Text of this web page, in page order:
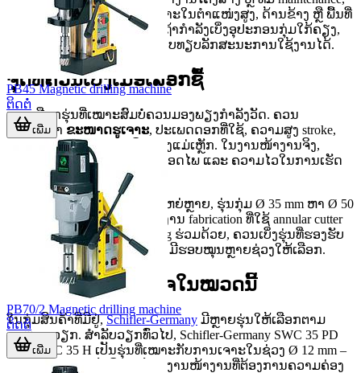
ອຸປະກອນກຸ່ມນີ້ຊ່ວຍໃຫ້ວຽກເຈາະໃນຕຳແໜ່ງສູງ, ດ້ານຂ້າງ ຫຼື ພື້ນທີ່
ແຄບມີຄວາມຄວບຄຸມງ່າຍຂຶ້ນ. ຖ້າກໍາລັງເບິ່ງອຸປະກອນກຸ່ມໃກ້ຄຽງ,
ສາມາດເບິ່ງເຄື່ອງເຈາະ ເພື່ອປຽບທຽບລັກສະນະການໃຊ້ງານໄດ້.
ຈຸດທີ່ຄວນເບິ່ງເມື່ອເລືອກຊື້
ການເລືອກຮຸ່ນທີ່ເໝາະສົມບໍ່ຄວນມອງພຽງກໍາລັງວັດ. ຄວນ
ພິຈາລະນາ ຂະໜາດຮູເຈາະ, ປະເພດດອກທີ່ໃຊ້, ຄວາມສູງ stroke,
ນໍ້າໜັກເຄື່ອງ, ແລະ ແຮງຍຶດຂອງແມ່ເຫຼັກ. ໃນງານໜ້າງານຈິງ,
ປັດໃຈເຫຼົ່ານີ້ສົ່ງຜົນຕໍ່ທັງຄວາມປອດໄພ ແລະ ຄວາມໄວໃນການເຮັດ
ຖ້າເຈາະງານທົ່ວໄປຂະໜາດບໍ່ໃຫຍ່ຫຼາຍ, ຮຸ່ນກຸ່ມ Ø 35 mm ຫາ Ø 50
mm ອາດຈະພຽງພໍ. ແຕ່ຖ້າເປັນງານ fabrication ທີ່ໃຊ້ annular cutter
ຂະໜາດໃຫຍ່ ຫຼື ມີວຽກ tapping ຮ່ວມດ້ວຍ, ຄວນເບິ່ງຮຸ່ນທີ່ຮອງຮັບ
ຊ່ວງການເຈາະກວ້າງກວ່າ ແລະ ມີຮອບໝຸນຫຼາຍຊ່ວງໃຫ້ເລືອກ.
ຕົວຢ່າງຮຸ່ນທີ່ນ່າສົນໃຈໃນໝວດນີ້
ໃນກຸ່ມສິນຄ້າທີ່ມີຢູ່,Schifler-Germany ມີຫຼາຍຮຸ່ນໃຫ້ເລືອກຕາມ
ຂະໜາດວຽກ. ສໍາລັບວຽກທົ່ວໄປ, Schifler-Germany SWC 35 PD
ແລະ SWC 35 H ເປັນຮຸ່ນທີ່ເໝາະກັບການເຈາະໃນຊ່ວງ Ø 12 mm –
Ø 35 mm, ຊ່ວຍໃຫ້ເລືອກໃຊ້ໃນງານໜ້າງານທີ່ຕ້ອງການຄວາມຄ່ອງ
PB45 Magnetic drilling machine
ຕິດຕໍ່
ເພີ່ມ
PB70/2 Magnetic drilling machine
ຕິດຕໍ່
ເພີ່ມ